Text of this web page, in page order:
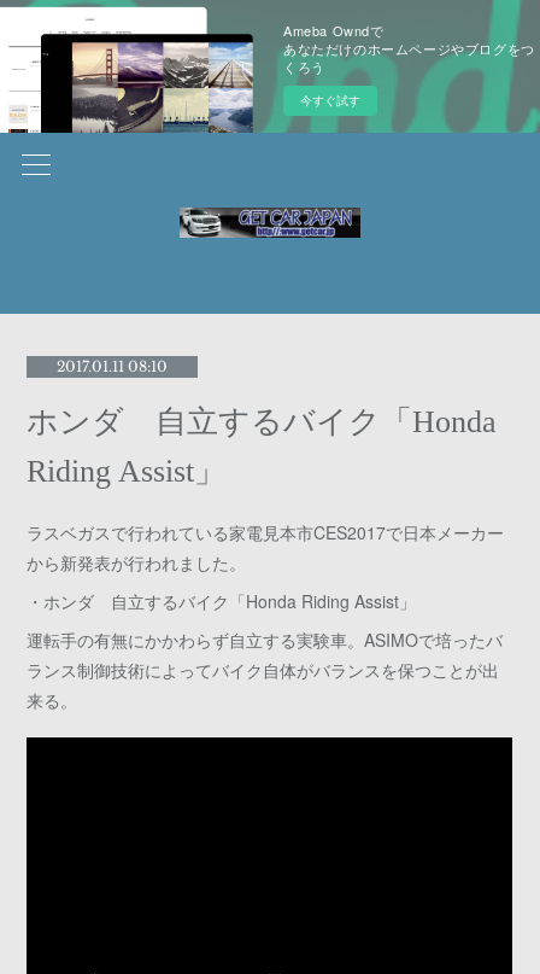
Ameba Owndで
あなただけのホームページやブログをつ
くろう
今すぐ試す
2017.01.11 08:10
ホンダ 自立するバイク「Honda
Riding Assist」
ラスベガスで行われている家電見本市CES2017で日本メーカー
から新発表が行われました。
・ホンダ 自立するバイク「Honda Riding Assist」
運転手の有無にかかわらず自立する実験車。ASIMOで培ったバ
ランス制御技術によってバイク自体がバランスを保つことが出
来る。